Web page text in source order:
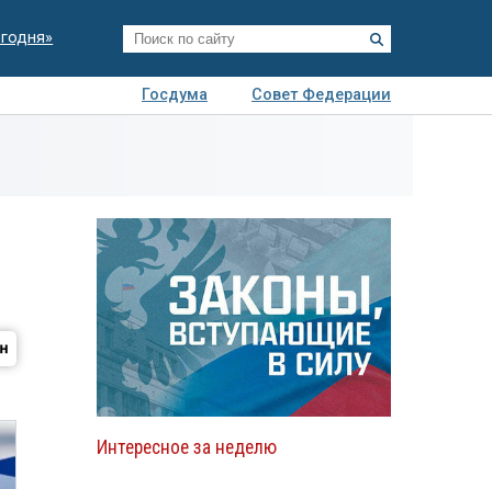
Госдума
Совет Федерации
Интересное за неделю